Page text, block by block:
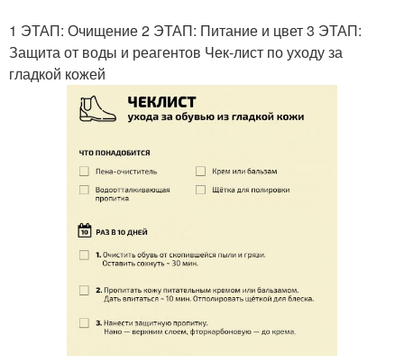
Правильный уход
1 ЭТАП: Очищение 2 ЭТАП: Питание и цвет 3 ЭТАП:
Защита от воды и реагентов Чек-лист по уходу за
гладкой кожей